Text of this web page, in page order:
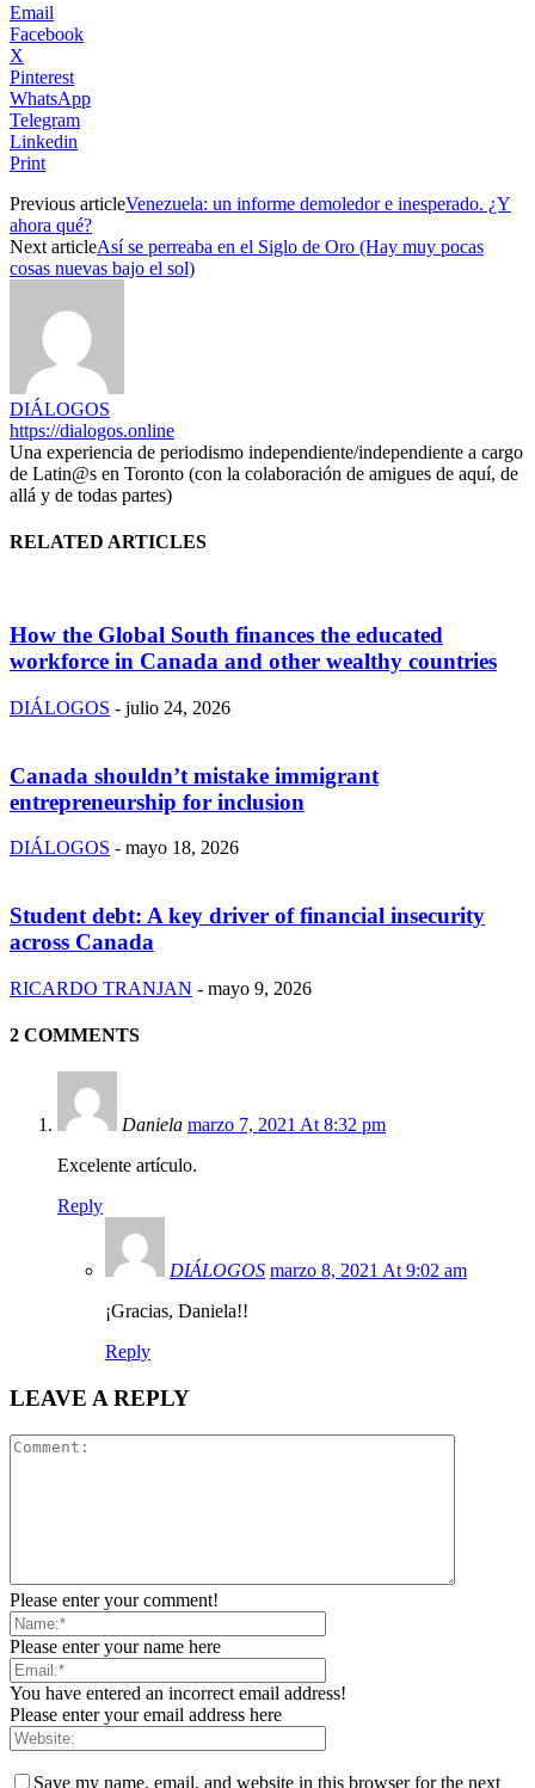
Email
Facebook
X
Pinterest
WhatsApp
Telegram
Linkedin
Print
Previous articleVenezuela: un informe demoledor e inesperado. ¿Y
ahora qué?
Next articleAsí se perreaba en el Siglo de Oro (Hay muy pocas
cosas nuevas bajo el sol)
DIÁLOGOS
https://dialogos.online
Una experiencia de periodismo independiente/independiente a cargo
de Latin@s en Toronto (con la colaboración de amigues de aquí, de
allá y de todas partes)
RELATED ARTICLES
How the Global South finances the educated
workforce in Canada and other wealthy countries
DIÁLOGOS - julio 24, 2026
Canada shouldn’t mistake immigrant
entrepreneurship for inclusion
DIÁLOGOS - mayo 18, 2026
Student debt: A key driver of financial insecurity
across Canada
RICARDO TRANJAN - mayo 9, 2026
2 COMMENTS
Daniela marzo 7, 2021 At 8:32 pm
Excelente artículo.
Reply
DIÁLOGOS marzo 8, 2021 At 9:02 am
¡Gracias, Daniela!!
Reply
LEAVE A REPLY
Please enter your comment!
Please enter your name here
You have entered an incorrect email address!
Please enter your email address here
Save my name, email, and website in this browser for the next